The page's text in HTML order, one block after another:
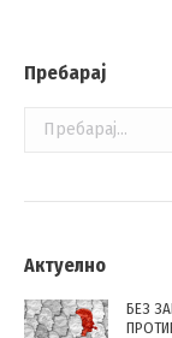
Пребарај
Актуелно
БЕЗ